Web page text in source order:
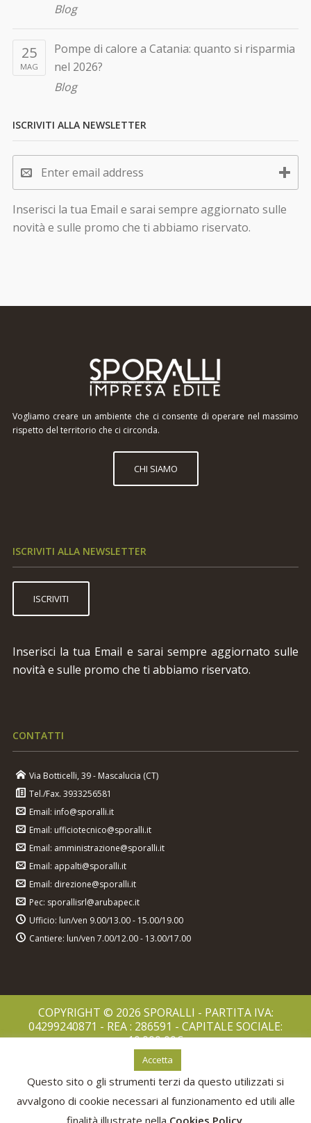
Blog
25
MAG
Pompe di calore a Catania: quanto si risparmia
nel 2026?
Blog
ISCRIVITI ALLA NEWSLETTER
Inserisci la tua Email e sarai sempre aggiornato sulle
novità e sulle promo che ti abbiamo riservato.
Vogliamo creare un ambiente che ci consente di operare nel massimo
rispetto del territorio che ci circonda.
CHI SIAMO
ISCRIVITI ALLA NEWSLETTER
ISCRIVITI
Inserisci la tua Email e sarai sempre aggiornato sulle
novità e sulle promo che ti abbiamo riservato.
CONTATTI
Via Botticelli, 39 - Mascalucia (CT)
Tel./Fax. 3933256581
Email: info@sporalli.it
Email: ufficiotecnico@sporalli.it
Email: amministrazione@sporalli.it
Email: appalti@sporalli.it
Email: direzione@sporalli.it
Pec: sporallisrl@arubapec.it
Ufficio: lun/ven 9.00/13.00 - 15.00/19.00
Cantiere: lun/ven 7.00/12.00 - 13.00/17.00
COPYRIGHT © 2026 SPORALLI - PARTITA IVA:
04299240871 - REA : 286591 - CAPITALE SOCIALE:
10.000,00€
Accetta
Questo sito o gli strumenti terzi da questo utilizzati si
avvalgono di cookie necessari al funzionamento ed utili alle